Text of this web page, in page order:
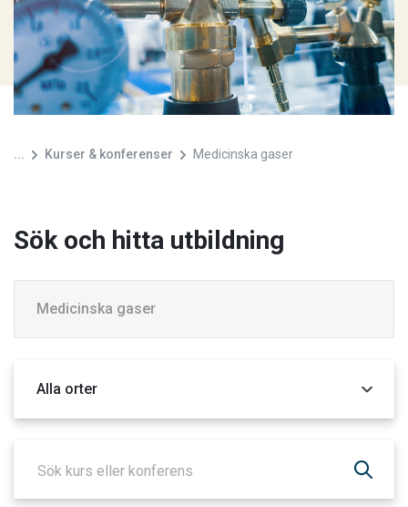
... Kurser & konferenser Medicinska gaser
Sök och hitta utbildning